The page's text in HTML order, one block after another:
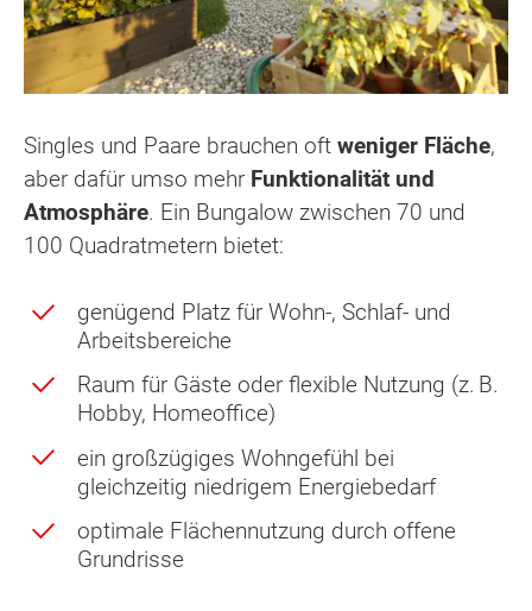
Singles und Paare brauchen oft weniger Fläche,
aber dafür umso mehr Funktionalität und
Atmosphäre. Ein Bungalow zwischen 70 und
100 Quadratmetern bietet:
genügend Platz für Wohn-, Schlaf- und
Arbeitsbereiche
Raum für Gäste oder flexible Nutzung (z. B.
Hobby, Homeoffice)
ein großzügiges Wohngefühl bei
gleichzeitig niedrigem Energiebedarf
optimale Flächennutzung durch offene
Grundrisse